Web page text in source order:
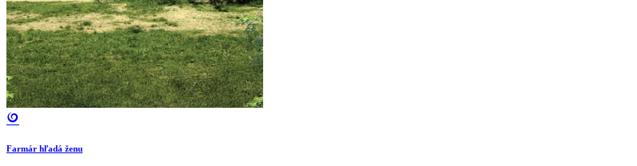
Farmár hľadá ženu